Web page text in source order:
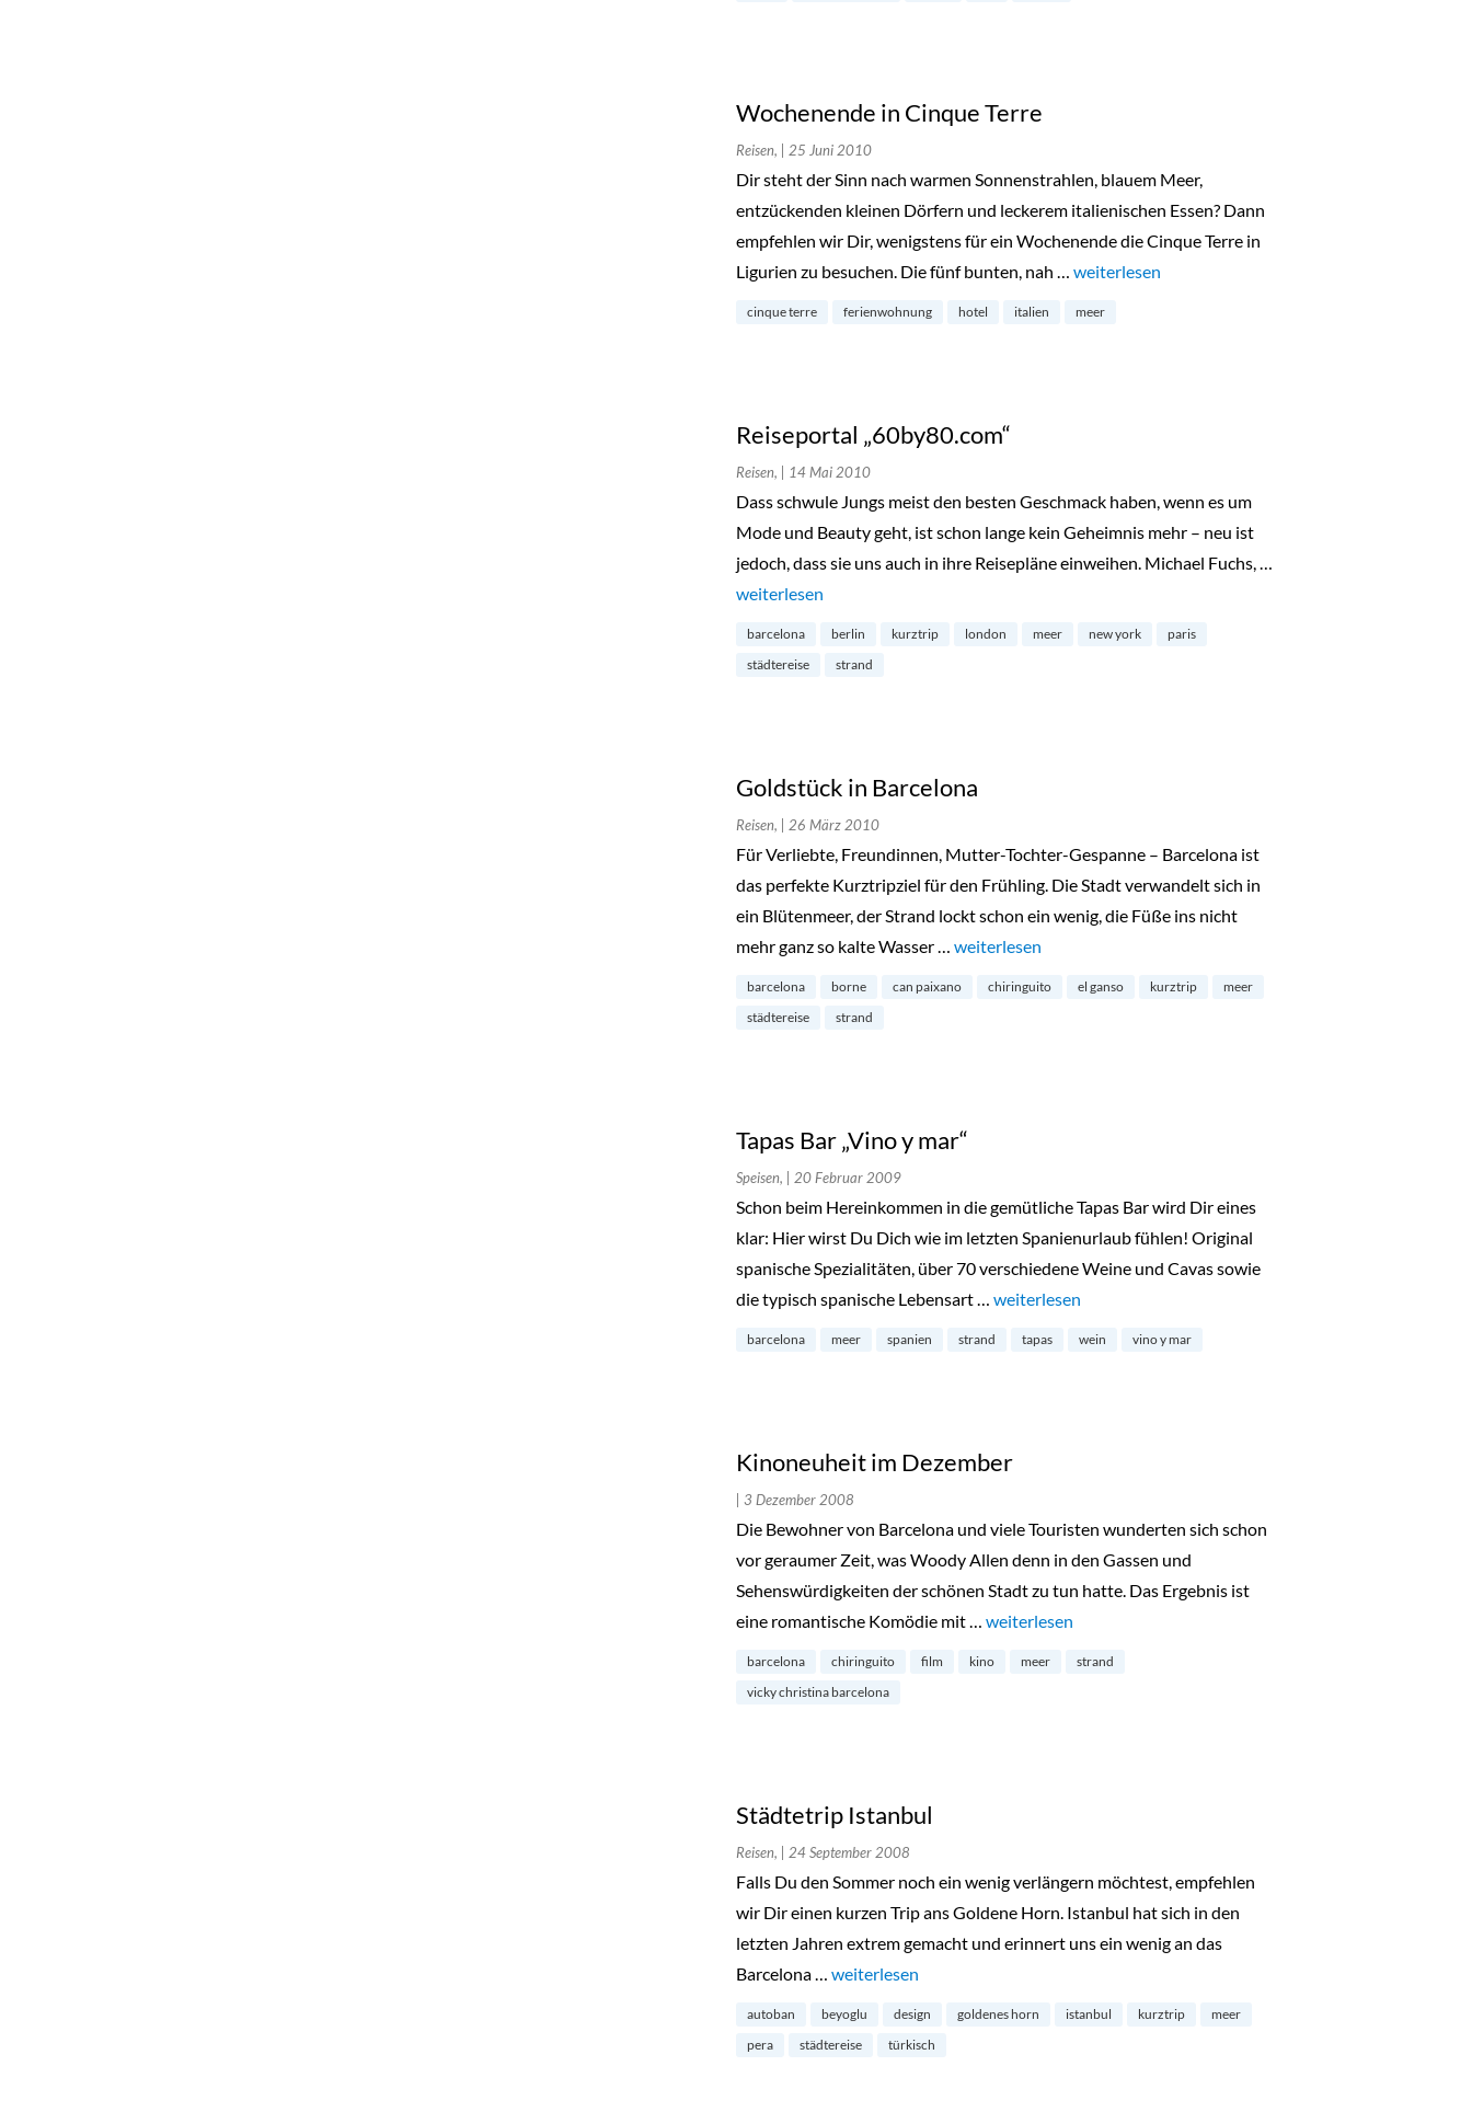
Wochenende in Cinque Terre
Reisen, | 25 Juni 2010
Dir steht der Sinn nach warmen Sonnenstrahlen, blauem Meer,
entzückenden kleinen Dörfern und leckerem italienischen Essen? Dann
empfehlen wir Dir, wenigstens für ein Wochenende die Cinque Terre in
Ligurien zu besuchen. Die fünf bunten, nah … „Wochenende in Cinque Terre“
weiterlesen
cinque terre ferienwohnung hotel italien meer
Reiseportal „60by80.com“
Reisen, | 14 Mai 2010
Dass schwule Jungs meist den besten Geschmack haben, wenn es um
Mode und Beauty geht, ist schon lange kein Geheimnis mehr – neu ist
jedoch, dass sie uns auch in ihre Reisepläne einweihen. Michael Fuchs, …
„Reiseportal „60by80.com““
weiterlesen
barcelona berlin kurztrip london meer new york
paris
städtereise
strand
Goldstück in Barcelona
Reisen, | 26 März 2010
Für Verliebte, Freundinnen, Mutter-Tochter-Gespanne – Barcelona ist
das perfekte Kurztripziel für den Frühling. Die Stadt verwandelt sich in
ein Blütenmeer, der Strand lockt schon ein wenig, die Füße ins nicht
mehr ganz so kalte Wasser … „Goldstück in Barcelona“
weiterlesen
barcelona borne can paixano chiringuito el ganso kurztrip
meer
städtereise
strand
Tapas Bar „Vino y mar“
Speisen, | 20 Februar 2009
Schon beim Hereinkommen in die gemütliche Tapas Bar wird Dir eines
klar: Hier wirst Du Dich wie im letzten Spanienurlaub fühlen! Original
spanische Spezialitäten, über 70 verschiedene Weine und Cavas sowie
die typisch spanische Lebensart … „Tapas Bar „Vino y mar““
weiterlesen
barcelona meer spanien strand tapas wein vino y mar
Kinoneuheit im Dezember
| 3 Dezember 2008
Die Bewohner von Barcelona und viele Touristen wunderten sich schon
vor geraumer Zeit, was Woody Allen denn in den Gassen und
Sehenswürdigkeiten der schönen Stadt zu tun hatte. Das Ergebnis ist
eine romantische Komödie mit … „Kinoneuheit im Dezember“
weiterlesen
barcelona chiringuito film kino meer
strand
vicky christina barcelona
Städtetrip Istanbul
Reisen, | 24 September 2008
Falls Du den Sommer noch ein wenig verlängern möchtest, empfehlen
wir Dir einen kurzen Trip ans Goldene Horn. Istanbul hat sich in den
letzten Jahren extrem gemacht und erinnert uns ein wenig an das
Barcelona … „Städtetrip Istanbul“
weiterlesen
autoban beyoglu design goldenes horn istanbul kurztrip
meer
pera
städtereise türkisch